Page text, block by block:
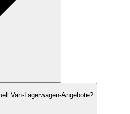
Van-Lagerwagen-Angebote?